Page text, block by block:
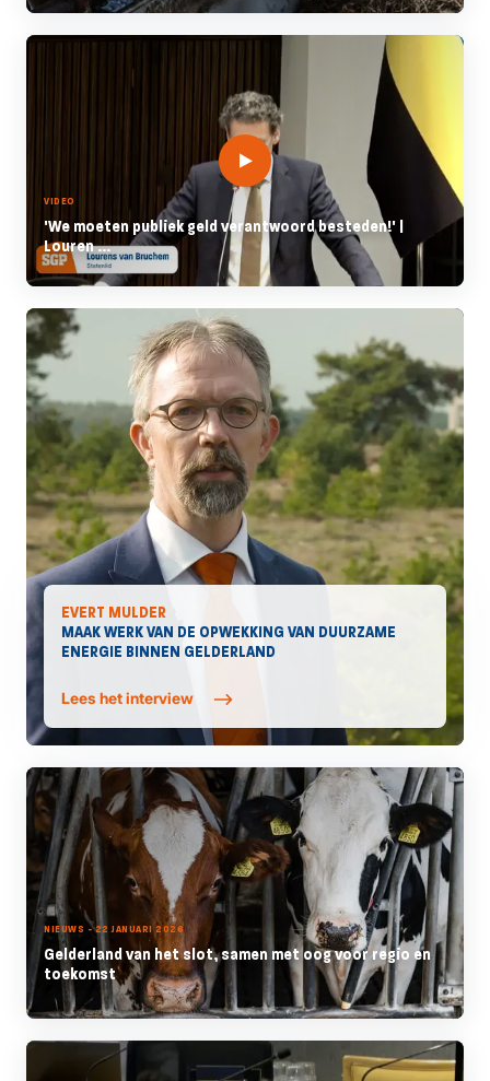
VIDEO
'We moeten publiek geld verantwoord besteden!' |
Louren ...
EVERT MULDER
MAAK WERK VAN DE OPWEKKING VAN DUURZAME
ENERGIE BINNEN GELDERLAND
Lees het interview
NIEUWS - 22 JANUARI 2026
Gelderland van het slot, samen met oog voor regio en
toekomst